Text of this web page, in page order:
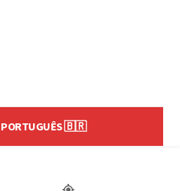
PORTUGUÊS 🇧🇷